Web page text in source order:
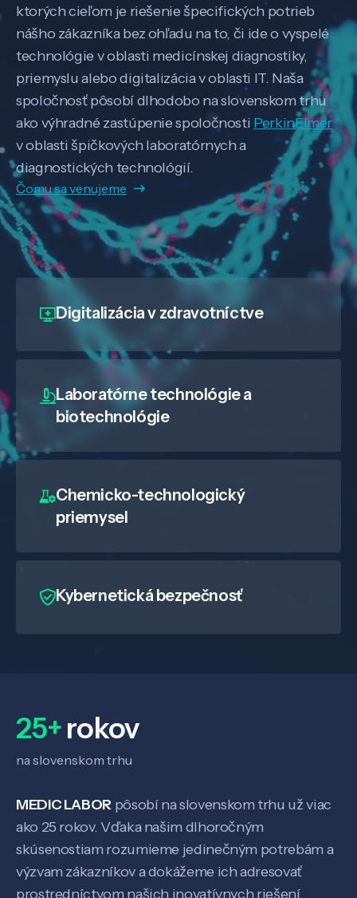
ktorých cieľom je riešenie špecifických potrieb
nášho zákazníka bez ohľadu na to, či ide o vyspelé
technológie v oblasti medicínskej diagnostiky,
priemyslu alebo digitalizácia v oblasti IT. Naša
spoločnosť pôsobí dlhodobo na slovenskom trhu
ako výhradné zastúpenie spoločnosti PerkinElmer
v oblasti špičkových laboratórnych a
diagnostických technológií.
Čomu sa venujeme
Digitalizáciav zdravotníctve
Laboratórne technológie a
biotechnológie
Chemicko-technologický
priemysel
Kybernetická bezpečnosť
25+rokov
na slovenskom trhu
MEDIC LABOR pôsobí na slovenskom trhu už viac
ako 25 rokov. Vďaka našim dlhoročným
skúsenostiam rozumieme jedinečným potrebám a
výzvam zákazníkov a dokážeme ich adresovať
prostredníctvom našich inovatívnych riešení.